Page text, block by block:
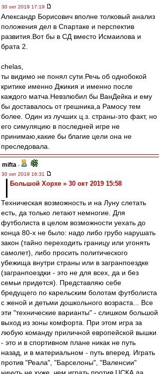
30 окт 2019 17:19
Александр Борисович вполне толковый анализ
положения дел в Спартаке и перспектив
развития.Вот бы в СД вместо Исмаилова и
брата 2.
chelas,
ты видимо не понял сути.Речь об однобокой
критике именно Джикия и именно после
каждого матча.Невзлюбил бы ВанДейка и ему
бы доставалось от грешника,a Рамосу тем
более. Один из лучших ц.з. страны-это факт, но
его симуляцию в последней игре не
принимаю,какие бы благие цели она не
преследовала.
mifta -
30 окт 2019 16:31
Большой Хорхе » 30 окт 2019 15:58
Техническая возможность и на Луну слетать
есть, да только летают немногие. Для
футболиста в целом возможности уехать до
конца 80-х не было: надо либо грубо нарушать
закон (тайно переходить границу или угонять
самолет), либо просить политического
убежища внутри страны или в загранпоездке
(загранпоездки - это не для всех, да и без
семьи придется). Представляю себе
бредущего по карельским болотам футболиста
с женой и детьми дошкольного возраста... Все
эти "технические варианты" - слишком большой
выход из зоны комфорта. При этом игра за
любую команду приличной европейской вышки
- это и в спортивном плане никак не путь
назад, и в материальном - путь вперед. Играть
против "Реала", "Барселоны", "Валенсии"